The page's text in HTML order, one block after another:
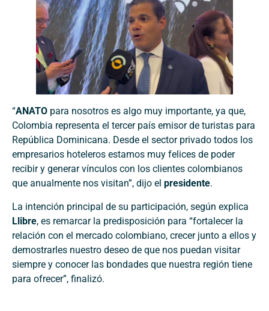
“ANATO para nosotros es algo muy importante, ya que,
Colombia representa el tercer país emisor de turistas para
República Dominicana. Desde el sector privado todos los
empresarios hoteleros estamos muy felices de poder
recibir y generar vínculos con los clientes colombianos
que anualmente nos visitan”, dijo el presidente.
La intención principal de su participación, según explica
Llibre, es remarcar la predisposición para “fortalecer la
relación con el mercado colombiano, crecer junto a ellos y
demostrarles nuestro deseo de que nos puedan visitar
siempre y conocer las bondades que nuestra región tiene
para ofrecer”, finalizó.